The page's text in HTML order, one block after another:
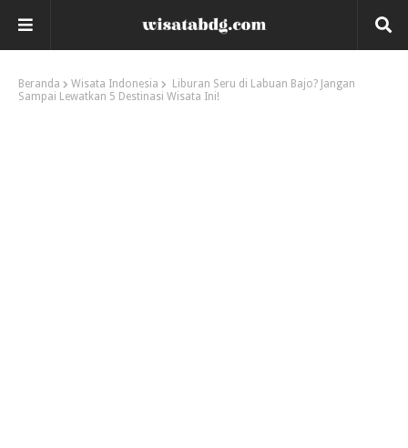
Beranda Wisata Indonesia
Liburan Seru di Labuan Bajo? Jangan
Sampai Lewatkan 5 Destinasi Wisata Ini!